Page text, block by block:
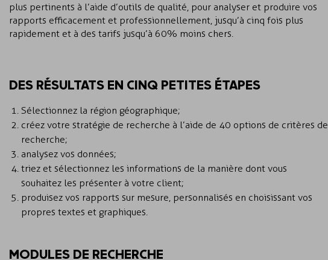
plus pertinents à l’aide d’outils de qualité, pour analyser et produire vos
rapports efficacement et professionnellement, jusqu’à cinq fois plus
rapidement et à des tarifs jusqu’à 60 % moins chers.
DES RÉSULTATS EN CINQ PETITES ÉTAPES
Sélectionnez la région géographique ;
créez votre stratégie de recherche à l’aide de 40 options de critères de
recherche ;
analysez vos données ;
triez et sélectionnez les informations de la manière dont vous
souhaitez les présenter à votre client ;
produisez vos rapports sur mesure, personnalisés en choisissant vos
propres textes et graphiques.
MODULES DE RECHERCHE